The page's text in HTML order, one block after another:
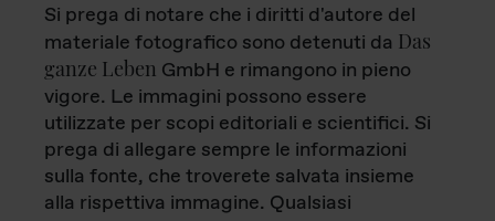
Si prega di notare che i diritti d'autore del
materiale fotografico sono detenuti da Das
ganze Leben GmbH e rimangono in pieno
vigore. Le immagini possono essere
utilizzate per scopi editoriali e scientifici. Si
prega di allegare sempre le informazioni
sulla fonte, che troverete salvata insieme
alla rispettiva immagine. Qualsiasi